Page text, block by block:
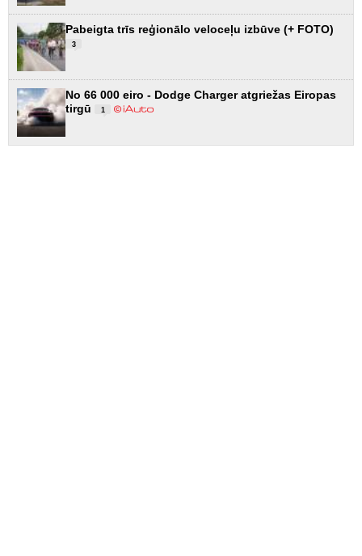
Pabeigta trīs reģionālo veloceļu izbūve (+ FOTO)
3
No 66 000 eiro - Dodge Charger atgriežas Eiropas
tirgū
1